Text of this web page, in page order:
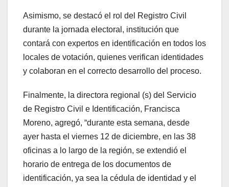
Asimismo, se destacó el rol del Registro Civil
durante la jornada electoral, institución que
contará con expertos en identificación en todos los
locales de votación, quienes verifican identidades
y colaboran en el correcto desarrollo del proceso.
Finalmente, la directora regional (s) del Servicio
de Registro Civil e Identificación, Francisca
Moreno, agregó, “durante esta semana, desde
ayer hasta el viernes 12 de diciembre, en las 38
oficinas a lo largo de la región, se extendió el
horario de entrega de los documentos de
identificación, ya sea la cédula de identidad y el